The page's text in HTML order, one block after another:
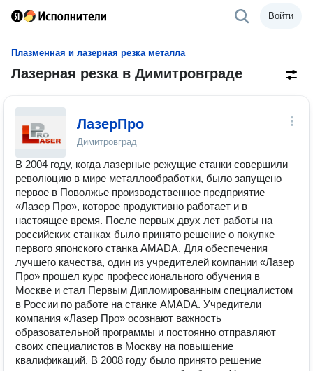
Войти
Плазменная и лазерная резка металла
Лазерная резка в Димитровграде
ЛазерПро
Димитровград
В 2004 году, когда лазерные режущие станки совершили
революцию в мире металлообработки, было запущено
первое в Поволжье производственное предприятие
«Лазер Про», которое продуктивно работает и в
настоящее время. После первых двух лет работы на
российских станках было принято решение о покупке
первого японского станка AMADA. Для обеспечения
лучшего качества, один из учредителей компании «Лазер
Про» прошел курс профессионального обучения в
Москве и стал Первым Дипломированным специалистом
в России по работе на станке AMADA. Учредители
компания «Лазер Про» осознают важность
образовательной программы и постоянно отправляют
своих специалистов в Москву на повышение
квалификаций. В 2008 году было принято решение